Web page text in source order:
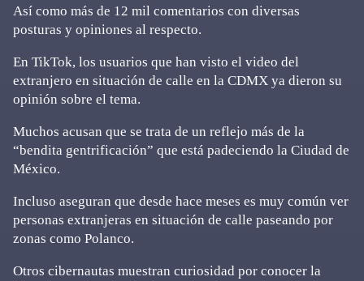
Así como más de 12 mil comentarios con diversas
posturas y opiniones al respecto.
En TikTok, los usuarios que han visto el video del
extranjero en situación de calle en la CDMX ya dieron su
opinión sobre el tema.
Muchos acusan que se trata de un reflejo más de la
“bendita gentrificación” que está padeciendo la Ciudad de
México.
Incluso aseguran que desde hace meses es muy común ver
personas extranjeras en situación de calle paseando por
zonas como Polanco.
Otros cibernautas muestran curiosidad por conocer la